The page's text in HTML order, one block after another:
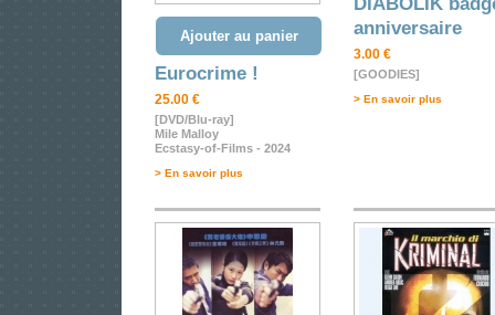
Ajouter au panier
Eurocrime !
25.00 €
[DVD/Blu-ray]
Mile Malloy
Ecstasy-of-Films - 2024
> En savoir plus
anniversaire
3.00 €
[GOODIES]
> En savoir plus